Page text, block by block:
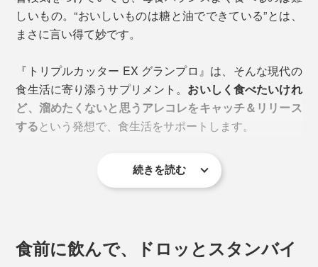
しいもの。“おいしいものは糖と油でできている”とは、
まさに言い得て妙です。
『トリプルカッター EX グランプロ』は、そんな現代の
食生活に寄り添うサプリメント。 おいしく食べたいけれ
ど、溜めたくないと思うアレコレをキャッチ＆リリース
するという発想で、食生活をサポートします。
続きを読む
食前に飲んで、ドロッとスタンバイ